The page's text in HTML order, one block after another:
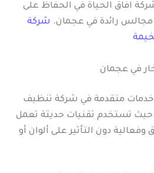
افاق الحياة في الحفاظ على
رائدة في عجمان. شركة
في عجمان
خدمات متقدمة في شركة تنظيف
حيث تستخدم تقنيات حديثة تعمل
دون التأثير على ألوان أو